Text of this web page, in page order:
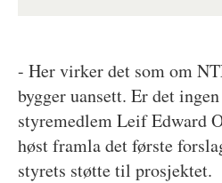
- Her virker det som om
bygger uansett. Er det
styremedlem Leif Edward
høst framla det første
styrets støtte til prosjektet.